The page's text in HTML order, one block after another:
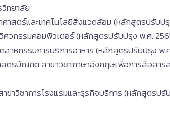
ทยาลัย
สตร์และเทคโนโลยีสิ่งแวดล้อม (หลักสูตรปรับป
วกรรมคอมพิวเตอร์ (หลักสูตรปรับปรุง พ.ศ.
หกรรมการบริการอาหาร (หลักสูตรปรับปรุง พ.
ตรบัณฑิต สาขาวิชาภาษาอังกฤษเพื่อการสื่อสา
าวิชาการโรงแรมและธุรกิจบริการ (หลักสูตรป